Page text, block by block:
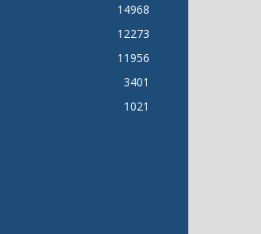
14968
12273
11956
3401
1021